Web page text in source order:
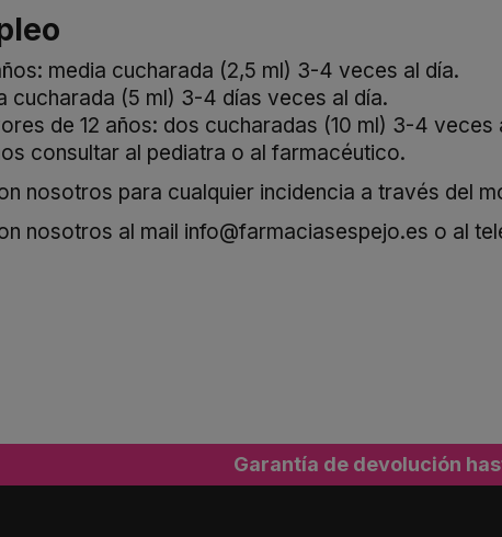
media cucharada (2,5 ml) 3-4 veces al día.
cucharada (5 ml) 3-4 días veces al día.
de 12 años: dos cucharadas (10 ml) 3-4 veces
consultar al pediatra o al farmacéutico.
nosotros para cualquier incidencia a través del
nosotros al mail info@farmaciasespejo.es o al
Garantía de devolución